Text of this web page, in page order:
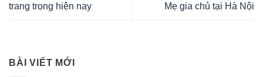
trang trọng hiện nay
Mẹ gia chủ tại Hà Nội
BÀI VIẾT MỚI